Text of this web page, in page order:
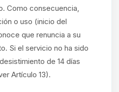
Como consecuencia,
o uso (inicio del
que renuncia a su
Si el servicio no ha sido
de 14 días
Artículo 13).